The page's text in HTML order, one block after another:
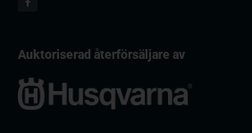
Auktoriserad återförsäljare av